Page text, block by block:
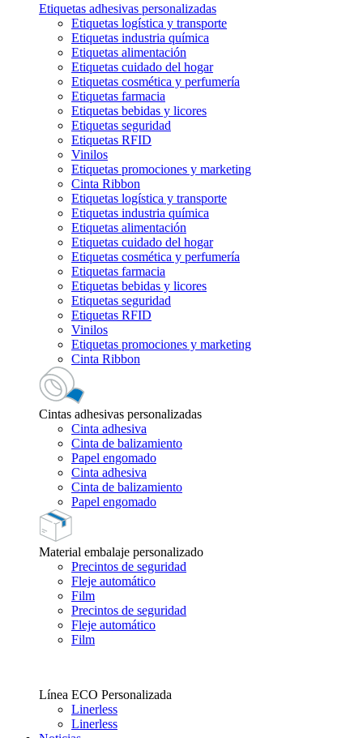
Etiquetas adhesivas personalizadas
Etiquetas logística y transporte
Etiquetas industria química
Etiquetas alimentación
Etiquetas cuidado del hogar
Etiquetas cosmética y perfumería
Etiquetas farmacia
Etiquetas bebidas y licores
Etiquetas seguridad
Etiquetas RFID
Vinilos
Etiquetas promociones y marketing
Cinta Ribbon
Etiquetas logística y transporte
Etiquetas industria química
Etiquetas alimentación
Etiquetas cuidado del hogar
Etiquetas cosmética y perfumería
Etiquetas farmacia
Etiquetas bebidas y licores
Etiquetas seguridad
Etiquetas RFID
Vinilos
Etiquetas promociones y marketing
Cinta Ribbon
Cintas adhesivas personalizadas
Cinta adhesiva
Cinta de balizamiento
Papel engomado
Cinta adhesiva
Cinta de balizamiento
Papel engomado
Material embalaje personalizado
Precintos de seguridad
Fleje automático
Film
Precintos de seguridad
Fleje automático
Film
Línea ECO Personalizada
Linerless
Linerless